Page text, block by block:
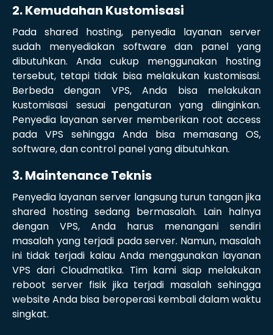
2. Kemudahan Kustomisasi
Pada shared hosting, penyedia layanan server
sudah menyediakan software dan panel yang
dibutuhkan. Anda cukup menggunakan hosting
tersebut, tetapi tidak bisa melakukan kustomisasi.
Berbeda dengan VPS, Anda bisa melakukan
kustomisasi sesuai pengaturan yang diinginkan.
Penyedia layanan server memberikan root access
pada VPS sehingga Anda bisa memasang OS,
software, dan control panel yang dibutuhkan.
3. Maintenance Teknis
Penyedia layanan server langsung turun tangan jika
shared hosting sedang bermasalah. Lain halnya
dengan VPS, Anda harus menangani sendiri
masalah yang terjadi pada server. Namun, masalah
ini tidak terjadi kalau Anda menggunakan layanan
VPS dari Cloudmatika. Tim kami siap melakukan
reboot server fisik jika terjadi masalah sehingga
website Anda bisa beroperasi kembali dalam waktu
singkat.